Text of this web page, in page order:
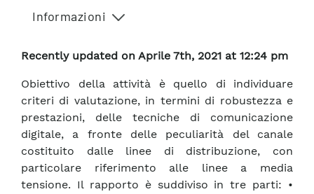
Informazioni
Recently updated on Aprile 7th, 2021 at 12:24 pm
Obiettivo della attività è quello di individuare
criteri di valutazione, in termini di robustezza e
prestazioni, delle tecniche di comunicazione
digitale, a fronte delle peculiarità del canale
costituito dalle linee di distribuzione, con
particolare riferimento alle linee a media
tensione. Il rapporto è suddiviso in tre parti: •